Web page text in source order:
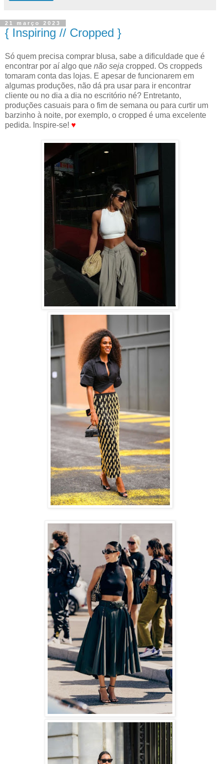
21 março 2023
{ Inspiring // Cropped }
Só quem precisa comprar blusa, sabe a dificuldade que é
encontrar por aí algo que não seja cropped. Os croppeds
tomaram conta das lojas. E apesar de funcionarem em
algumas produções, não dá pra usar para ir encontrar
cliente ou no dia a dia no escritório né? Entretanto,
produções casuais para o fim de semana ou para curtir um
barzinho à noite, por exemplo, o cropped é uma excelente
pedida. Inspire-se! ♥